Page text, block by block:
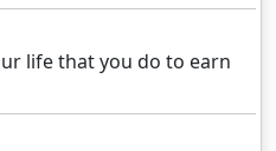
life that you do to earn